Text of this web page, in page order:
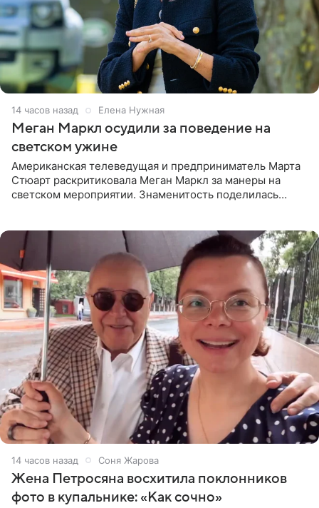
14 часов назад Елена Нужная
Меган Маркл осудили за поведение на
светском ужине
Американская телеведущая и предприниматель Марта
Стюарт раскритиковала Меган Маркл за манеры на
светском мероприятии. Знаменитость поделилась
14 часов назад Соня Жарова
Жена Петросяна восхитила поклонников
фото в купальнике: «Как сочно»